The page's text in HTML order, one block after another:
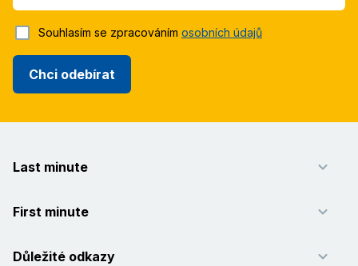
Chci odebírat
Souhlasím se zpracováním osobních údajů
Last minute
First minute
Důležité odkazy